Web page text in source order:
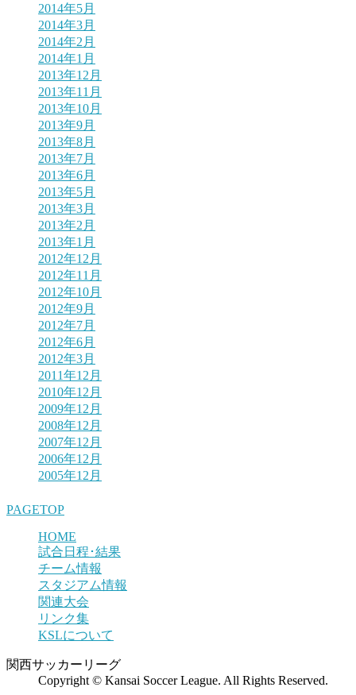
2014年5月
2014年3月
2014年2月
2014年1月
2013年12月
2013年11月
2013年10月
2013年9月
2013年8月
2013年7月
2013年6月
2013年5月
2013年3月
2013年2月
2013年1月
2012年12月
2012年11月
2012年10月
2012年9月
2012年7月
2012年6月
2012年3月
2011年12月
2010年12月
2009年12月
2008年12月
2007年12月
2006年12月
2005年12月
PAGETOP
HOME
試合日程･結果
チーム情報
スタジアム情報
関連大会
リンク集
KSLについて
関西サッカーリーグ
Copyright © Kansai Soccer League. All Rights Reserved.